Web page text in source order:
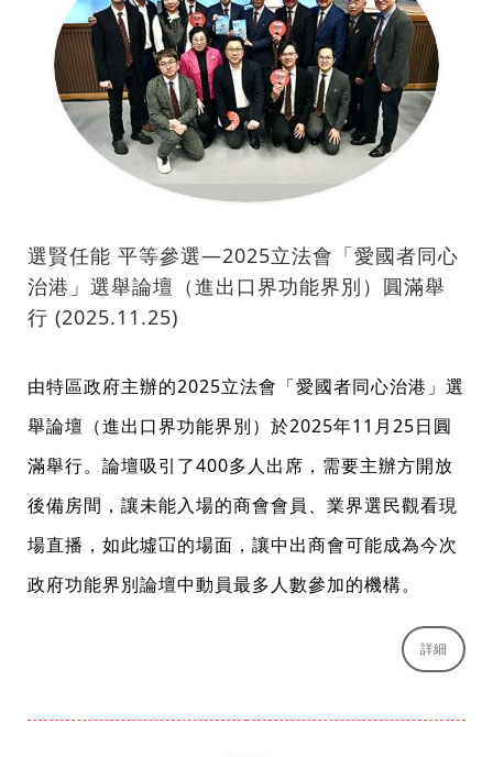
選賢任能 平等參選—2025立法會「愛國者同心
治港」選舉論壇（進出口界功能界別）圓滿舉
行 (2025.11.25)
由特區政府主辦的2025立法會「愛國者同心治港」選
舉論壇（進出口界功能界別）於2025年11月25日圓
滿舉行。論壇吸引了400多人出席，需要主辦方開放
後備房間，讓未能入場的商會會員、業界選民觀看現
場直播，如此墟冚的場面，讓中出商會可能成為今次
政府功能界別論壇中動員最多人數參加的機構。
詳細